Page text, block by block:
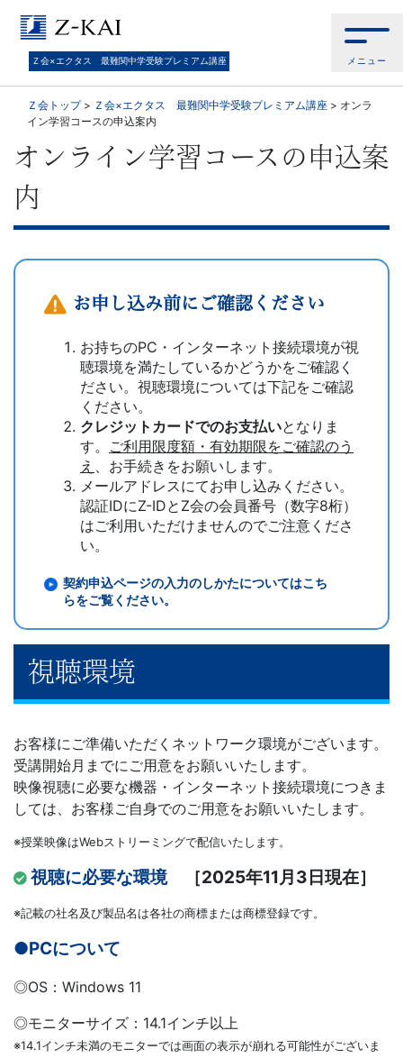
Ｚ
エ
ク
タ
ス
プ
ミ
ア
ム
講
座
Ｚ会×エクタス 最難関中学受験プレミアム講座 メニュー
Ｚ会トップ> Ｚ会×エクタス 最難関中学受験プレミアム講座 > オンラ
イン学習コースの申込案内
オンライン学習コースの申込案
内
お申し込み前にご確認ください
お持ちのPC・インターネット接続環境が視
聴環境を満たしているかどうかをご確認く
ださい。視聴環境については下記をご確認
ください。
クレジットカードでのお支払いとなりま
す。 ご利用限度額・有効期限をご確認のう
え
、お手続きをお願いします。
メールアドレスにてお申し込みください。
認証IDにZ-IDとZ会の会員番号（数字8桁）
はご利用いただけませんのでご注意くださ
い。
契約申込ページの入力のしかたについてはこち
らをご覧ください。
視聴環境
お客様にご準備いただくネットワーク環境がございます。
受講開始月までにご用意をお願いいたします。
映像視聴に必要な機器・インターネット接続環境につきま
しては、お客様ご自身でのご用意をお願いいたします。
※授業映像はWebストリーミングで配信いたします。
視聴に必要な環境［2025年11月3日現在］
※記載の社名及び製品名は各社の商標または商標登録です。
●PCについて
◎OS：Windows 11
◎モニターサイズ：14.1インチ以上
※14.1インチ未満のモニターでは画面の表示が崩れる可能性がございま